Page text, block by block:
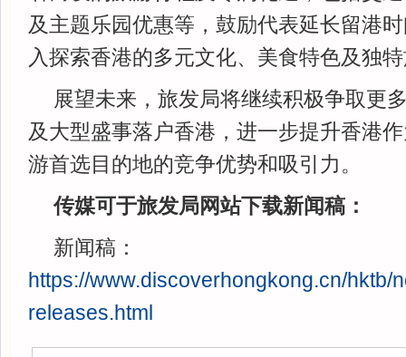
及主题乐园优惠等，鼓励代表延长留港
入探索香港的多元文化、美食特色及独
展望未来，旅发局将继续积极争取更
及大型盛事落户香港，进一步提升香港
游首选目的地的竞争优势和吸引力。
传媒可于旅发局网站下载新闻稿：
新闻稿：
https://www.discoverhongkong.cn/hktb/
releases.html